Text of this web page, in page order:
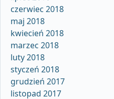
czerwiec 2018
maj 2018
kwiecień 2018
marzec 2018
luty 2018
styczeń 2018
grudzień 2017
listopad 2017